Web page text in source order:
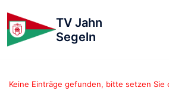
TV Jahn
Segeln
Keine Einträge gefunden, bitte setzen Sie